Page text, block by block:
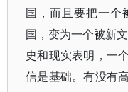
国，而且要把一个
国，变为一个被新
史和现实表明，一
信是基础。有没有